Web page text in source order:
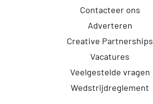
Contacteer ons
Adverteren
Creative Partnerships
Vacatures
Veelgestelde vragen
Wedstrijdreglement